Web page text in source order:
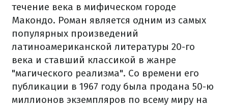
течение века в мифическом городе
Макондо. Роман является одним из самых
популярных произведений
латиноамериканской литературы 20-го
века и ставший классикой в жанре
"магического реализма". Со времени его
публикации в 1967 году была продана 50-ю
миллионов экземпляров по всему миру на